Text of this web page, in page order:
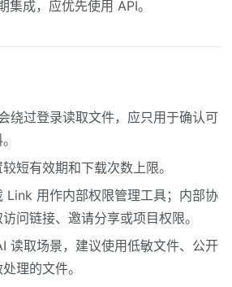
集成，应优先使用 API。
绕过登录读取文件，应只用于确认可
短有效期和下载次数上限。
Link 用作内部权限管理工具；内部协
问链接、邀请分享或项目权限。
读取场景，建议使用低敏文件、公开
理的文件。